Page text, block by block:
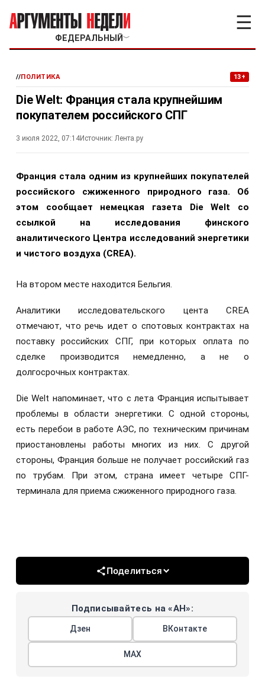
ФЕДЕРАЛЬНЫЙ ﹀
☰
//ПОЛИТИКА 13+
Die Welt: Франция стала крупнейшим
покупателем российского СПГ
3 июля 2022, 07:14Источник: Лента.ру
Франция стала одним из крупнейших покупателей
российского сжиженного природного газа. Об
этом сообщает немецкая газета Die Welt со
ссылкой на исследования финского
аналитического Центра исследований энергетики
и чистого воздуха (CREA).
На втором месте находится Бельгия.
Аналитики исследовательского цента CREA
отмечают, что речь идет о спотовых контрактах на
поставку российских СПГ, при которых оплата по
сделке производится немедленно, а не о
долгосрочных контрактах.
Die Welt напоминает, что с лета Франция испытывает
проблемы в области энергетики. С одной стороны,
есть перебои в работе АЭС, по техническим причинам
приостановлены работы многих из них. С другой
стороны, Франция больше не получает российский газ
по трубам. При этом, страна имеет четыре СПГ-
терминала для приема сжиженного природного газа.
Поделиться
Подписывайтесь на «АН»:
Дзен ВКонтакте
МАХ